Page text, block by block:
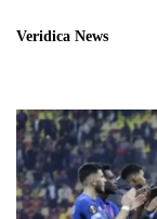
Veridica News